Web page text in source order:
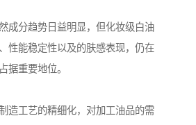
成分趋势日益明显，但化妆级白油
性能稳定性以及的肤感表现，仍在
据重要地位。
造工艺的精细化，对加工油品的需